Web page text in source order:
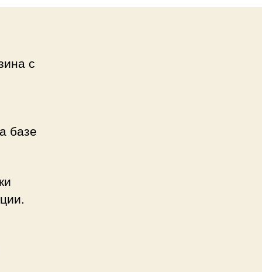
с
базе